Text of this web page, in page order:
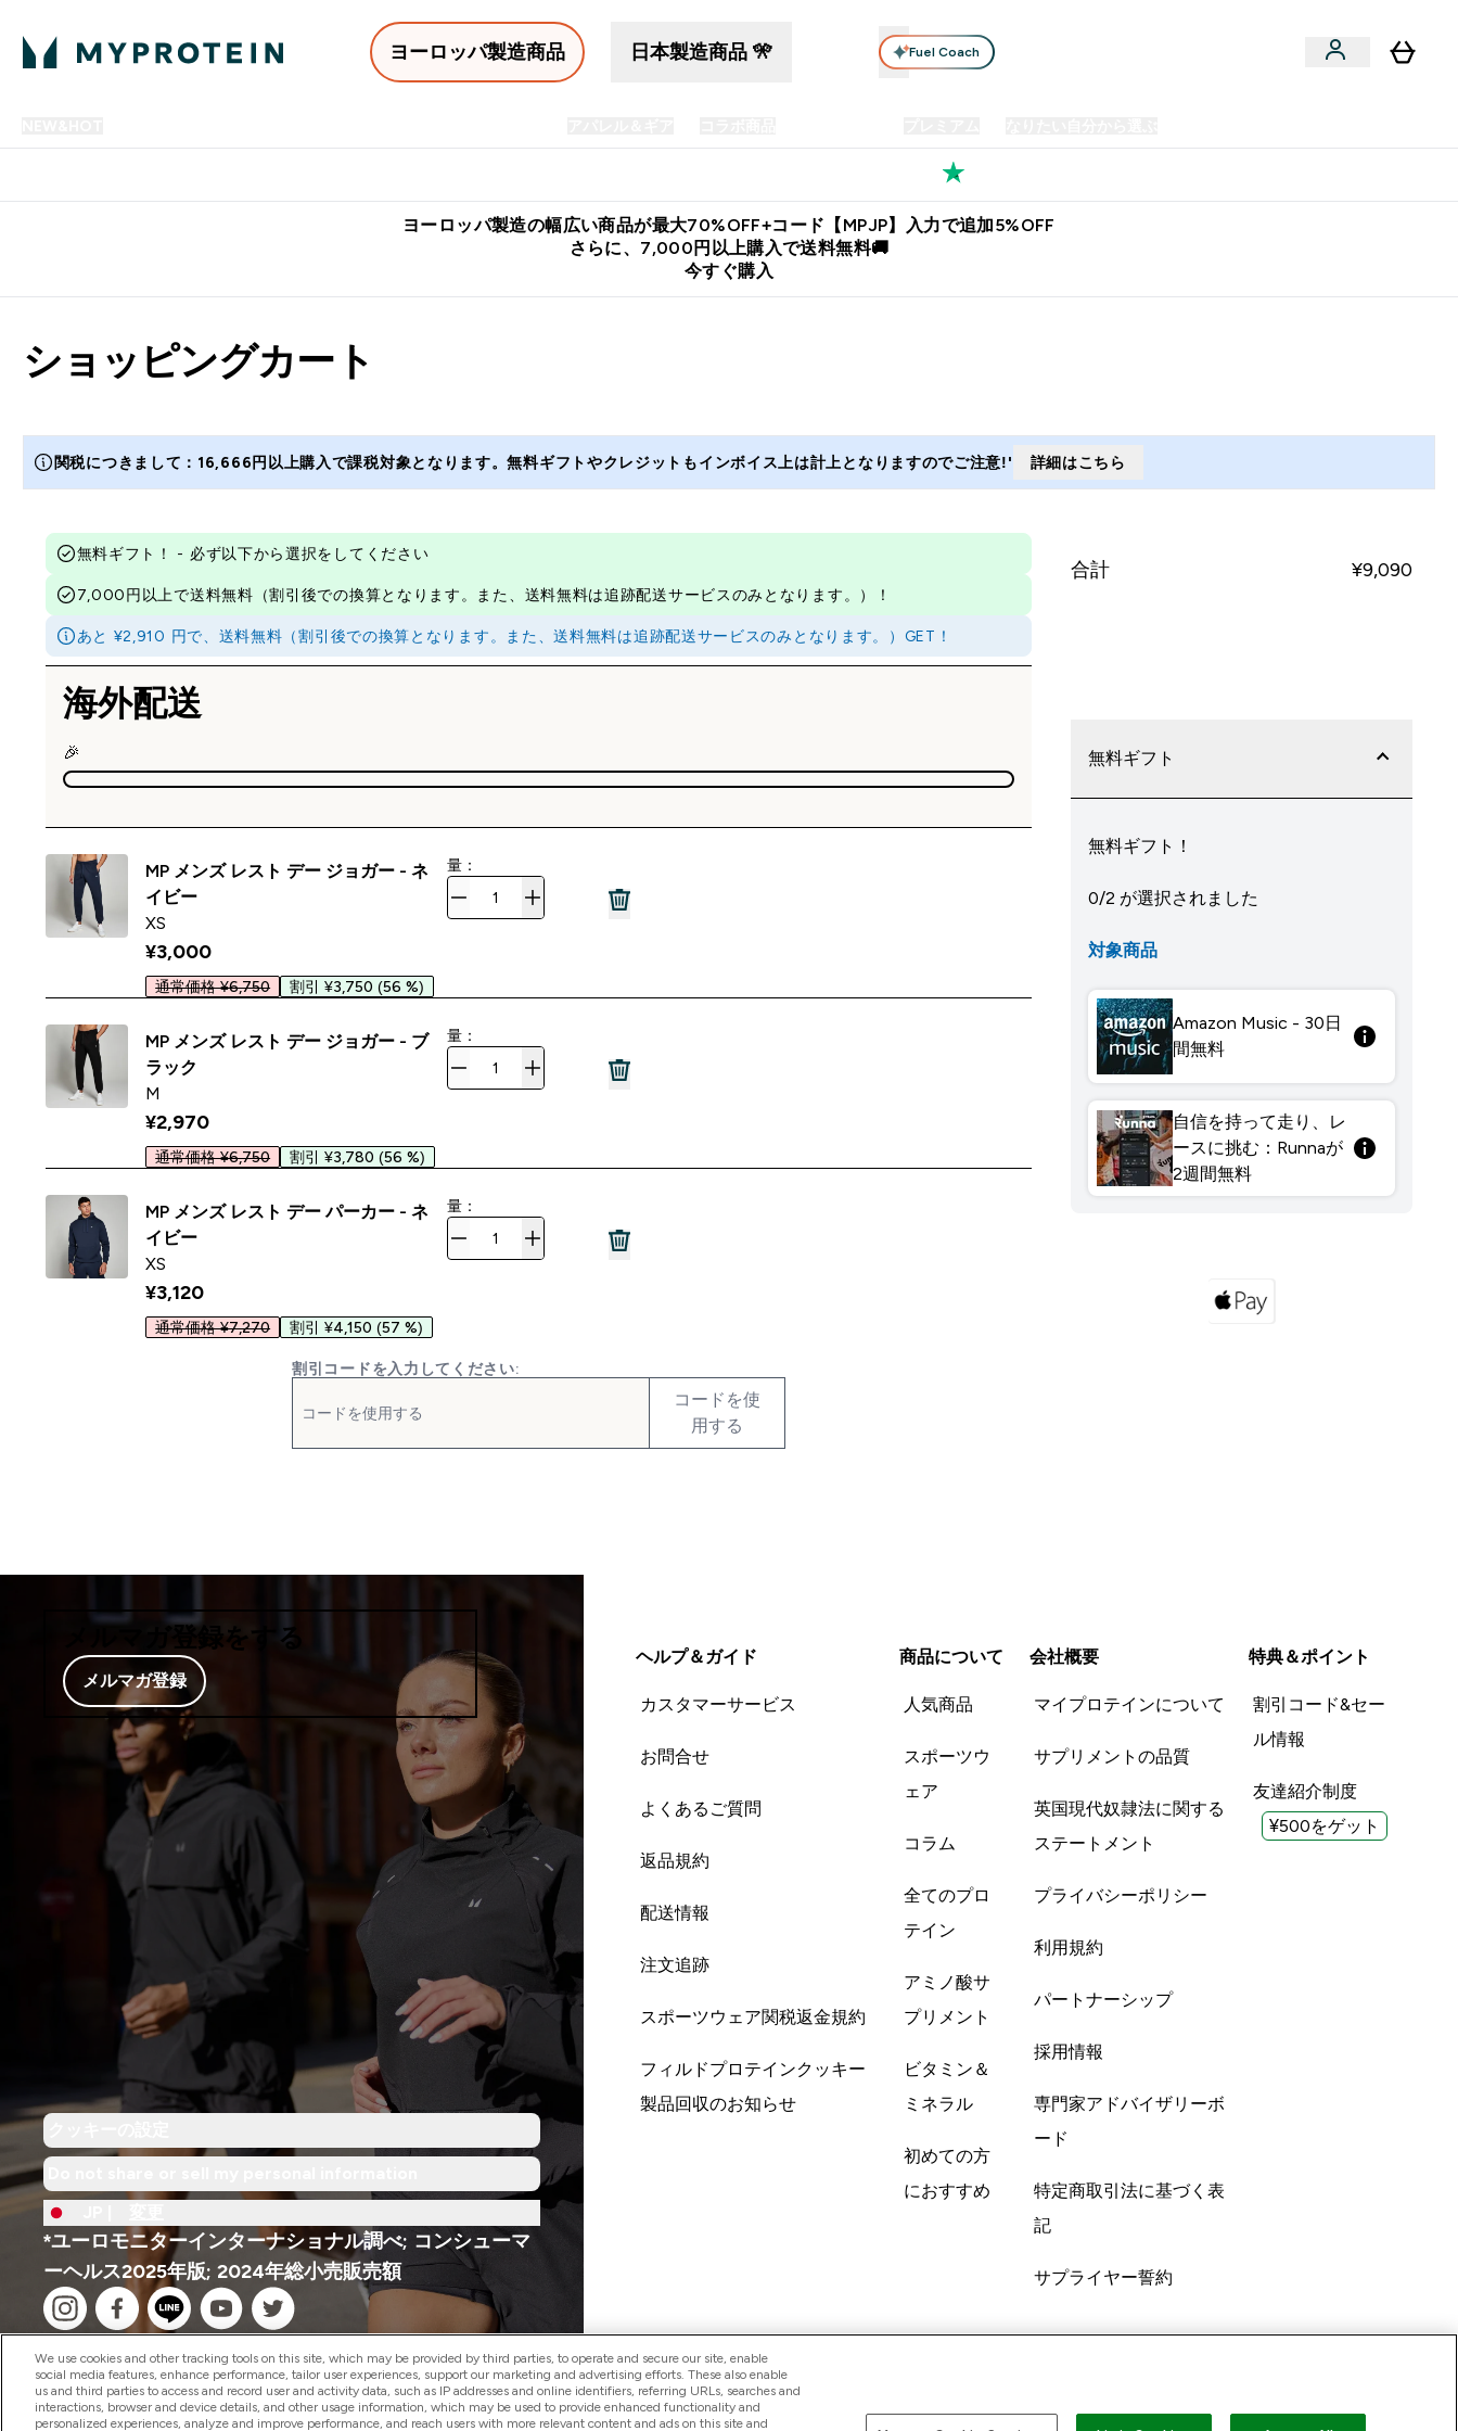
ヨーロッパ製造商品 日本製造商品 🎌 Fuel Coach
ヨーロッパ製造の幅広い商品が最大70%OFF+コード【MPJP】入力で追加5%OFF
さらに、7,000円以上購入で送料無料🚚
今すぐ購入
ショッピングカート
関税につきまして：16,666円以上購入で課税対象となります。無料ギフトやクレジットもインボイス上は計上となりますのでご注意!' 詳細はこちら
無料ギフト！ - 必ず以下から選択をしてください
7,000円以上で送料無料（割引後での換算となります。また、送料無料は追跡配送サービスのみとなります。）！
あと ¥2,910 円で、送料無料（割引後での換算となります。また、送料無料は追跡配送サービスのみとなります。）GET！
海外配送
🎉
MP メンズ レスト デー ジョガー - ネ
イビー
XS
¥3,000‎
通常価格 ¥6,750 割引 ¥3,750 (56 %)
量：
MP メンズ レスト デー ジョガー - ブ
ラック
M
¥2,970‎
通常価格 ¥6,750 割引 ¥3,780 (56 %)
量：
MP メンズ レスト デー パーカー - ネ
イビー
XS
¥3,120‎
通常価格 ¥7,270 割引 ¥4,150 (57 %)
量：
割引コードを入力してください:
コードを使
用する
合計 ¥9,090‎
無料ギフト
無料ギフト！
0/2 が選択されました
対象商品
Amazon Music - 30日
間無料
自信を持って走り、レ
ースに挑む：Runnaが
2週間無料
メルマガ登録をする
メルマガ登録
*ユーロモニターインターナショナル調べ; コンシューマ
ーヘルス2025年版; 2024年総小売販売額
ヘルプ＆ガイド
カスタマーサービス
お問合せ
よくあるご質問
返品規約
配送情報
注文追跡
スポーツウェア関税返金規約
フィルドプロテインクッキー
製品回収のお知らせ
商品について
人気商品
スポーツウ
ェア
コラム
全てのプロ
テイン
アミノ酸サ
プリメント
ビタミン＆
ミネラル
初めての方
におすすめ
会社概要
マイプロテインについて
サプリメントの品質
英国現代奴隷法に関する
ステートメント
プライバシーポリシー
利用規約
パートナーシップ
採用情報
専門家アドバイザリーボ
ード
特定商取引法に基づく表
記
サプライヤー誓約
特典＆ポイント
割引コード&セー
ル情報
友達紹介制度
¥500をゲット
2026 The Hut.com Ltd Pay with
We use cookies and other tracking tools on this site, which may be provided by third parties, to operate and secure our site, enable
social media features, enhance performance, tailor user experiences, support our marketing and advertising efforts. These also enable
us and third parties to access and record user and activity data, such as IP addresses and online identifiers, referring URLs, searches and
interactions, browser and device details, and other usage information, which may be used to provide enhanced functionality and
personalized experiences, analyze and improve performance, and reach users with more relevant content and ads on this site and